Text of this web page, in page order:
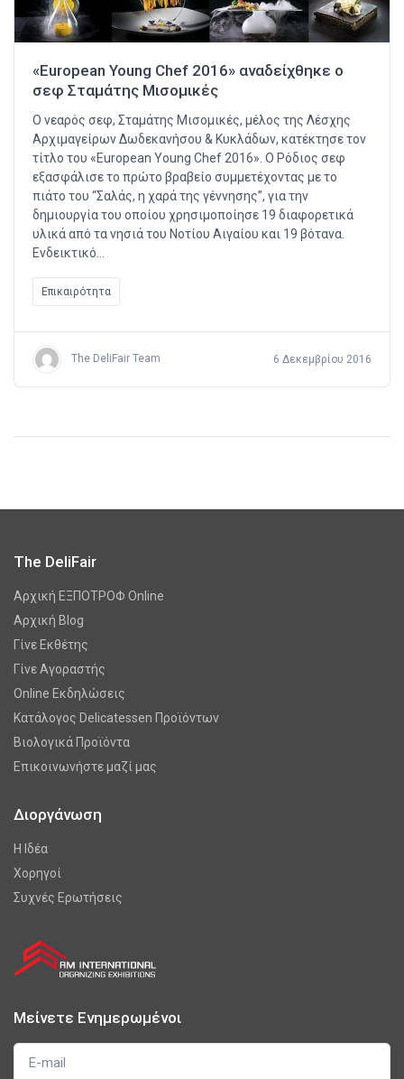
«European Young Chef 2016» αναδείχθηκε ο
σεφ Σταμάτης Μισομικές
Ο νεαρός σεφ, Σταμάτης Μισομικές, μέλος της Λέσχης
Αρχιμαγείρων Δωδεκανήσου & Κυκλάδων, κατέκτησε τον
τίτλο του «European Young Chef 2016». Ο Ρόδιος σεφ
εξασφάλισε το πρώτο βραβείο συμμετέχοντας με το
πιάτο του “Σαλάς, η χαρά της γέννησης”, για την
δημιουργία του οποίου χρησιμοποίησε 19 διαφορετικά
υλικά από τα νησιά του Νοτίου Αιγαίου και 19 βότανα.
Ενδεικτικό…
Επικαιρότητα
The DeliFair Team 6 Δεκεμβρίου 2016
The DeliFair
Αρχική ΕΞΠΟΤΡΟΦ Online
Αρχική Blog
Γίνε Εκθέτης
Γίνε Αγοραστής
Online Εκδηλώσεις
Κατάλογος Delicatessen Προϊόντων
Βιολογικά Προϊόντα
Επικοινωνήστε μαζί μας
Διοργάνωση
Η Ιδέα
Χορηγοί
Συχνές Ερωτήσεις
Μείνετε Ενημερωμένοι